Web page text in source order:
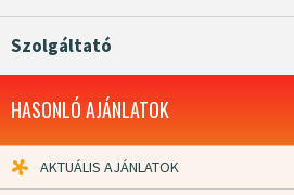
Szolgáltató
HASONLÓ AJÁNLATOK
AKTUÁLIS AJÁNLATOK